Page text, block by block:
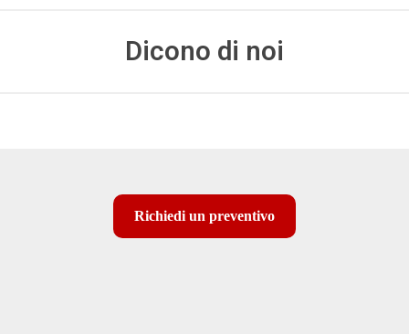
Dicono di noi
Richiedi un preventivo